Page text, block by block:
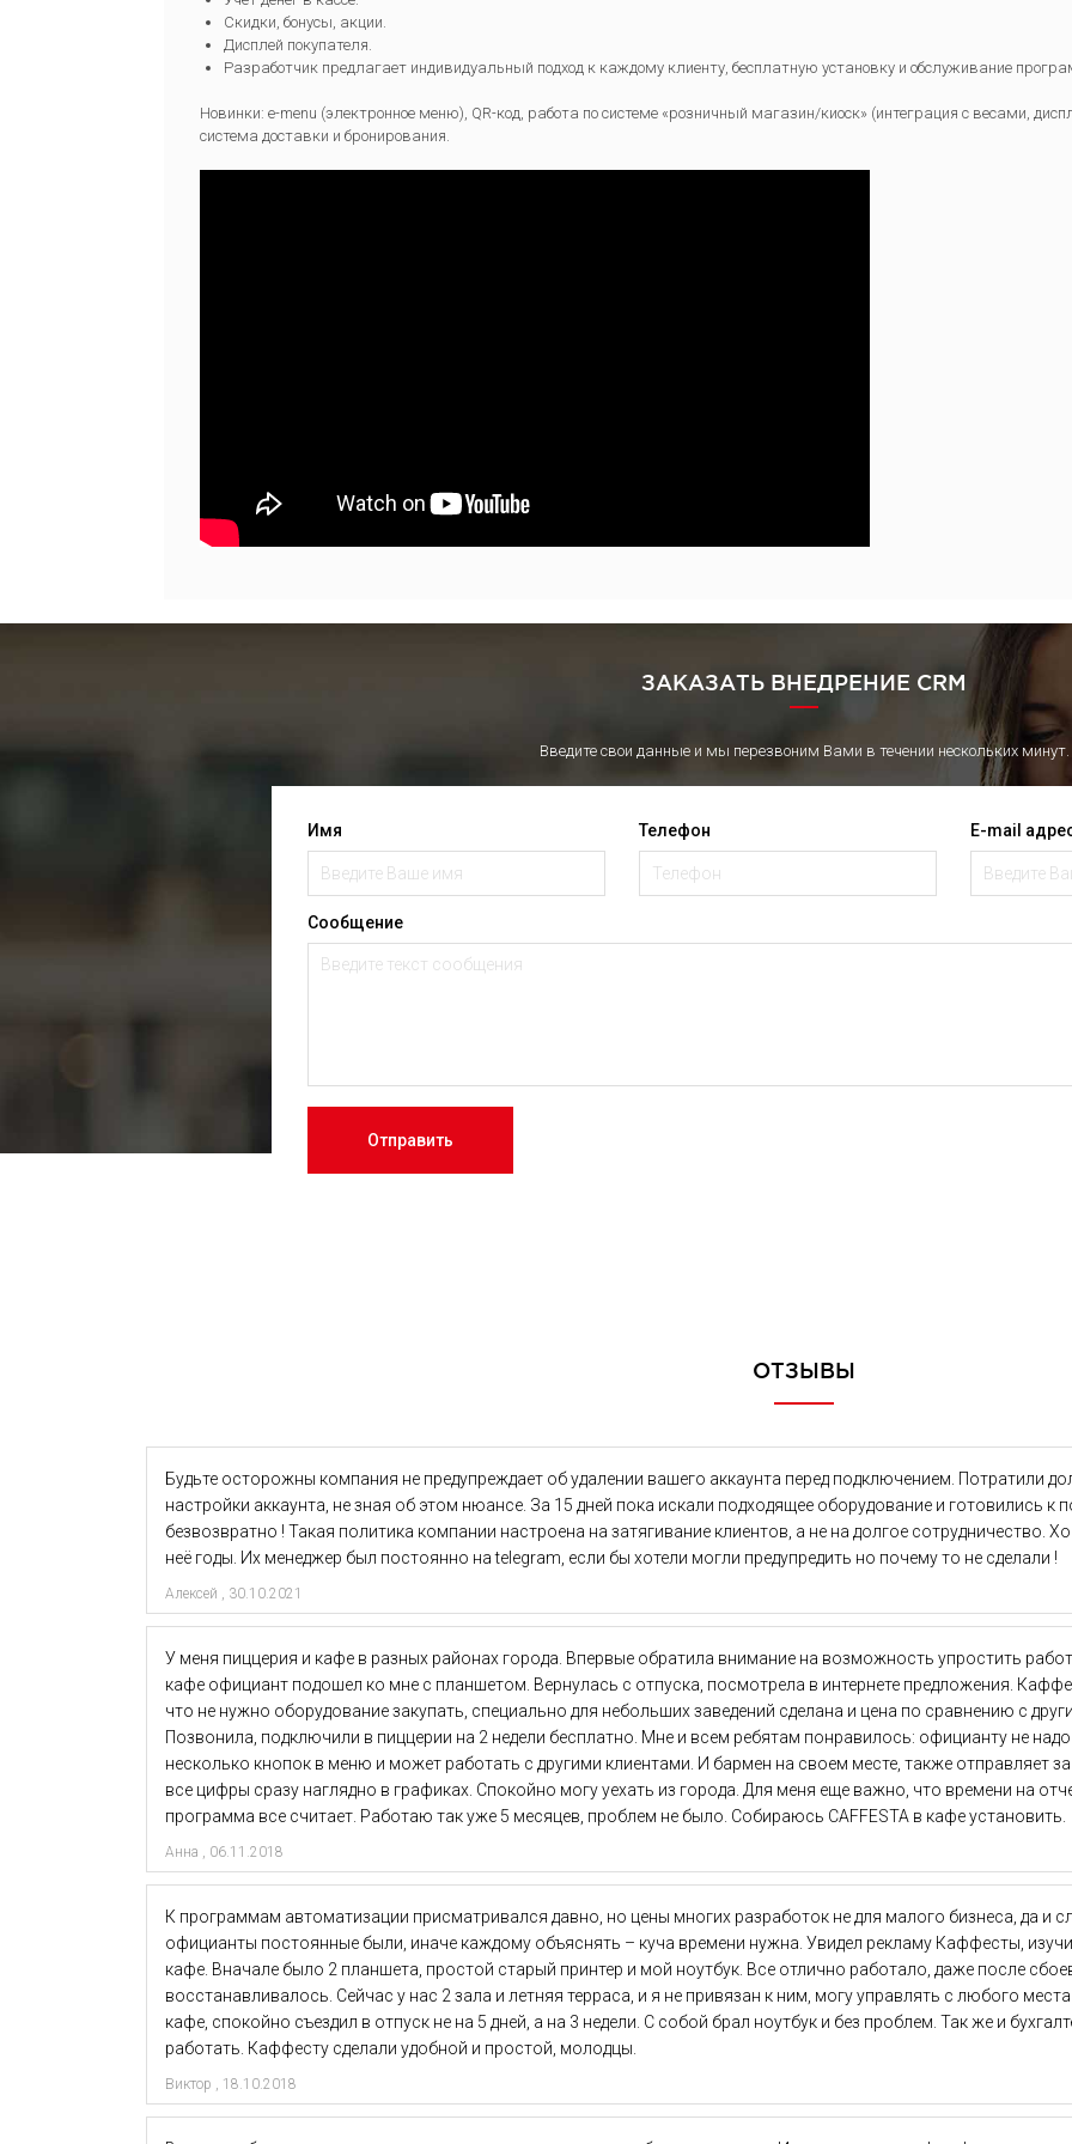
Скидки, бонусы, акции.
Дисплей покупателя.
Разработчик предлагает индивидуальный подход к каждому клиенту, бесплатную установку и обслуживание
Новинки: e-menu (электронное меню), QR-код, работа по системе «розничный магазин/киоск» (интеграция с весами,
система доставки и бронирования.
ЗАКАЗАТЬ ВНЕДРЕНИЕ CRM
Введите свои данные и мы перезвоним Вами в течении нескольких минут.
Имя Телефон E-mail
Сообщение
Отправить
ОТЗЫВЫ
Алексей , 30.10.2021
Будьте осторожны компания не предупреждает об удалении вашего аккаунта перед подключением. Потратили
настройки аккаунта, не зная об этом нюансе. За 15 дней пока искали подходящее оборудование и готовились к
безвозвратно ! Такая политика компании настроена на затягивание клиентов, а не на долгое сотрудничество.
неё годы. Их менеджер был постоянно на telegram, если бы хотели могли предупредить но почему то не сделали !
Анна , 06.11.2018
У меня пиццерия и кафе в разных районах города. Впервые обратила внимание на возможность упростить
кафе официант подошел ко мне с планшетом. Вернулась с отпуска, посмотрела в интернете предложения.
что не нужно оборудование закупать, специально для небольших заведений сделана и цена по сравнению с
Позвонила, подключили в пиццерии на 2 недели бесплатно. Мне и всем ребятам понравилось: официанту не
несколько кнопок в меню и может работать с другими клиентами. И бармен на своем месте, также отправляет
все цифры сразу наглядно в графиках. Спокойно могу уехать из города. Для меня еще важно, что времени на
программа все считает. Работаю так уже 5 месяцев, проблем не было. Собираюсь CAFFESTA в кафе установить.
Виктор , 18.10.2018
К программам автоматизации присматривался давно, но цены многих разработок не для малого бизнеса, да и
официанты постоянные были, иначе каждому объяснять – куча времени нужна. Увидел рекламу Каффесты,
кафе. Вначале было 2 планшета, простой старый принтер и мой ноутбук. Все отлично работало, даже после
восстанавливалось. Сейчас у нас 2 зала и летняя терраса, и я не привязан к ним, могу управлять с любого
кафе, спокойно съездил в отпуск не на 5 дней, а на 3 недели. С собой брал ноутбук и без проблем. Так же и
работать. Каффесту сделали удобной и простой, молодцы.